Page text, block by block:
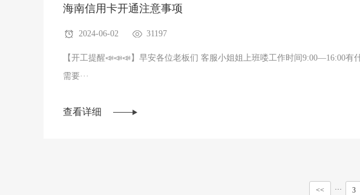
海南信用卡开通注意事项
2024-06-02 31197
【开工提醒📣📣📣】早安各位老板们 客服小姐姐上班喽工作时间9:00—16:00有
需要···
查看详细
<< ··· 3